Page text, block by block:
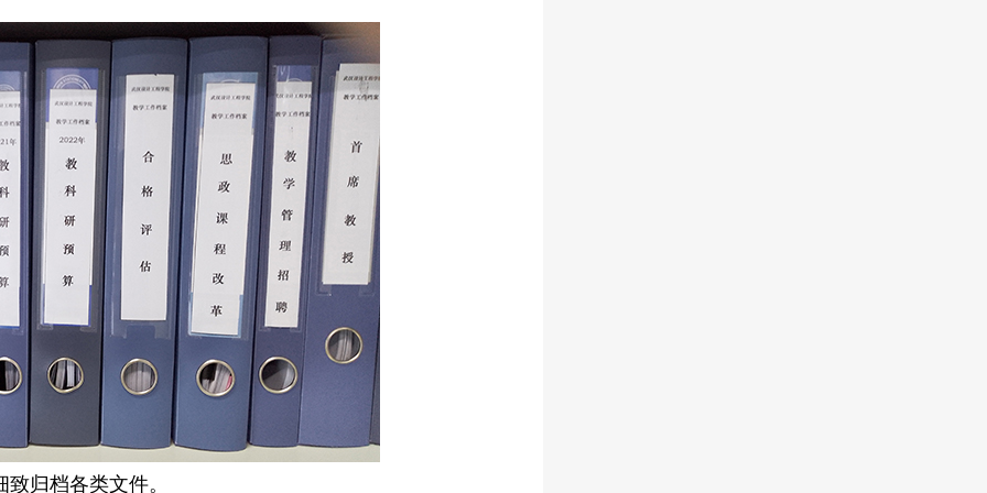
致归档各类文件。